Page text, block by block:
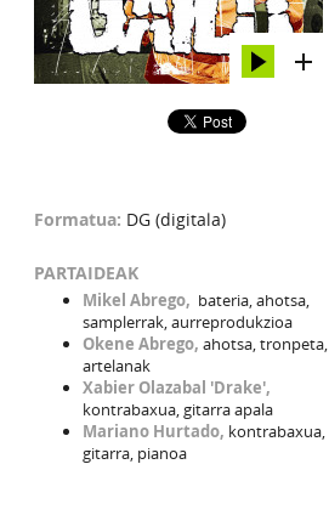
Formatua: DG (digitala)
PARTAIDEAK
Mikel Abrego, bateria, ahotsa,
samplerrak, aurreprodukzioa
Okene Abrego, ahotsa, tronpeta,
artelanak
Xabier Olazabal 'Drake',
kontrabaxua, gitarra apala
Mariano Hurtado, kontrabaxua,
gitarra, pianoa